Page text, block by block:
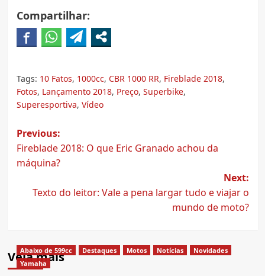
Compartilhar:
Tags: 10 Fatos, 1000cc, CBR 1000 RR, Fireblade 2018,
Fotos, Lançamento 2018, Preço, Superbike,
Superesportiva, Vídeo
Post
navigation
Previous:
Fireblade 2018: O que Eric Granado achou da
máquina?
Next:
Texto do leitor: Vale a pena largar tudo e viajar o
mundo de moto?
Veja mais
Abaixo de 599cc Destaques Motos Notícias
Novidades
Yamaha